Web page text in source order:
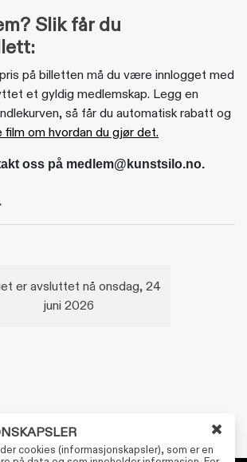
cookies (informasjonskapsler), som er en
Slik får du
på billetten må du være innlogget med
et gyldig medlemskap. Legg en
så får du automatisk rabatt og
film om hvordan du gjør det.
oss på medlem@kunstsilo.no.
er avsluttet nå onsdag, 24
juni 2026